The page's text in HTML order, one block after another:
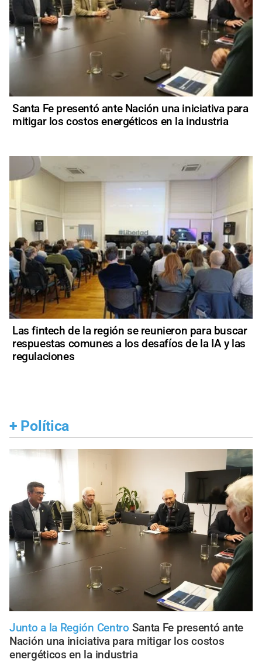
Santa Fe presentó ante Nación una iniciativa para
mitigar los costos energéticos en la industria
Las fintech de la región se reunieron para buscar
respuestas comunes a los desafíos de la IA y las
regulaciones
+ Política
Junto a la Región Centro Santa Fe presentó ante
Nación una iniciativa para mitigar los costos
energéticos en la industria